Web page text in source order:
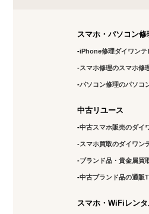
スマホ・パソコン修
iPhone修理ダイワンテ
スマホ修理のスマホ修
パソコン修理のパソコ
中古リユース
中古スマホ販売のダイ
スマホ買取のダイワン
ブランド品・貴金属買
中古ブランド品の通販
スマホ・WiFiレン